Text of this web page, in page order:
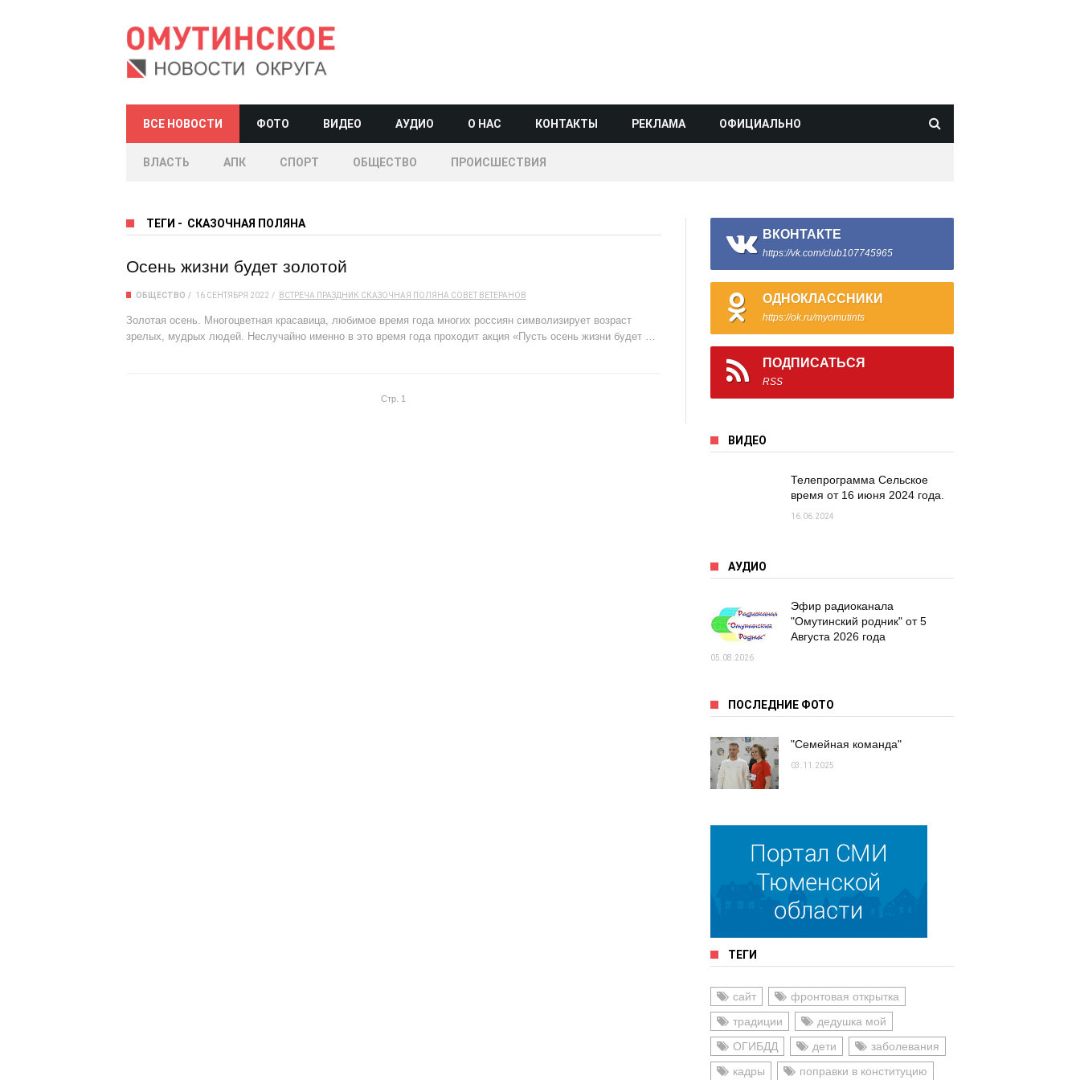
ВСЕ НОВОСТИ ФОТО ВИДЕО АУДИО О НАС КОНТАКТЫ РЕКЛАМА ОФИЦИАЛЬНО
ВЛАСТЬ АПК СПОРТ ОБЩЕСТВО ПРОИСШЕСТВИЯ
ТЕГИ - СКАЗОЧНАЯ ПОЛЯНА
Осень жизни будет золотой
ОБЩЕСТВО 16 СЕНТЯБРЯ 2022 ВСТРЕЧА ПРАЗДНИК СКАЗОЧНАЯ ПОЛЯНА СОВЕТ ВЕТЕРАНОВ
Золотая осень. Многоцветная красавица, любимое время года многих россиян символизирует возраст
зрелых, мудрых людей. Неслучайно именно в это время года проходит акция «Пусть осень жизни будет …
Стр. 1
ВКОНТАКТЕ
https://vk.com/club107745965
ОДНОКЛАССНИКИ
https://ok.ru/myomutints
ПОДПИСАТЬСЯ
RSS
ВИДЕО
Телепрограмма Сельское
время от 16 июня 2024 года.
16.06.2024
АУДИО
Эфир радиоканала
"Омутинский родник" от 5
Августа 2026 года
05.08.2026
ПОСЛЕДНИЕ ФОТО
"Семейная команда"
03.11.2025
ТЕГИ
сайт
фронтовая открытка
традиции
дедушка мой
ОГИБДД
дети
заболевания
кадры
поправки в конституцию